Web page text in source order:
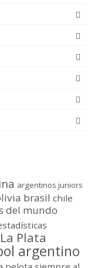
argentinos juniors
brasil chile
del mundo
Plata
argentino